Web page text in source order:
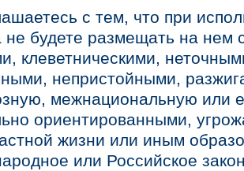
с тем, что при
будете размещать на нем
клеветническими,
непристойными,
межнациональную или
ориентированными,
жизни или иным
или Российское